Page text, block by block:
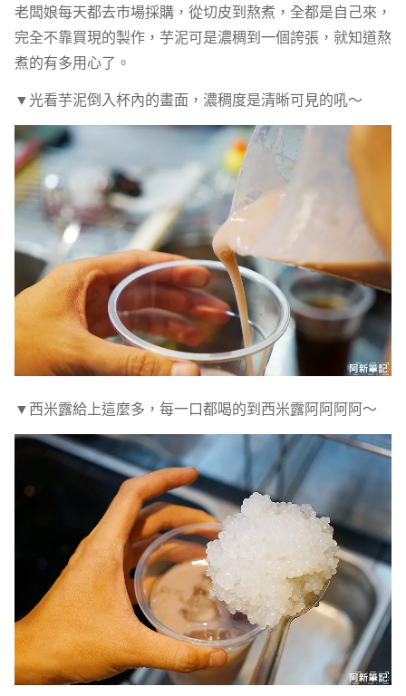
老闆娘每天都去市場採購，從切皮到熬煮，全都是自己來，
完全不靠買現的製作，芋泥可是濃稠到一個誇張，就知道熬
煮的有多用心了。
▼光看芋泥倒入杯內的畫面，濃稠度是清晰可見的吼～
▼西米露給上這麼多，每一口都喝的到西米露阿阿阿阿～